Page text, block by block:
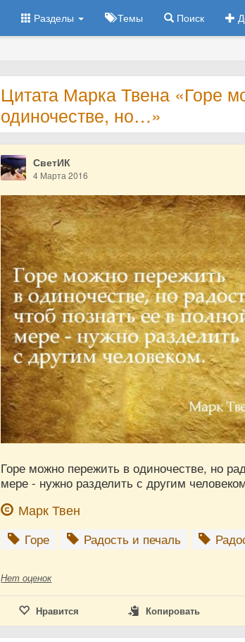
Разделы Темы Поиск
Цитата Марка Твена «Горе
одиночестве, но…»
СветИК
4 Марта 2016
Горе можно пережить в одиночестве, но
мере - нужно разделить с другим
Марк Твен
Горе Радость и печаль
Нет оценок
Нравится Копировать